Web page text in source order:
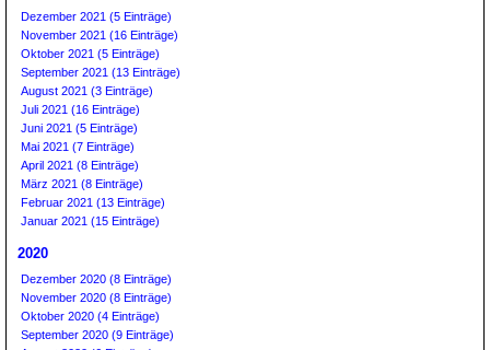
Dezember 2021 (5 Einträge)
November 2021 (16 Einträge)
Oktober 2021 (5 Einträge)
September 2021 (13 Einträge)
August 2021 (3 Einträge)
Juli 2021 (16 Einträge)
Juni 2021 (5 Einträge)
Mai 2021 (7 Einträge)
April 2021 (8 Einträge)
März 2021 (8 Einträge)
Februar 2021 (13 Einträge)
Januar 2021 (15 Einträge)
2020
Dezember 2020 (8 Einträge)
November 2020 (8 Einträge)
Oktober 2020 (4 Einträge)
September 2020 (9 Einträge)